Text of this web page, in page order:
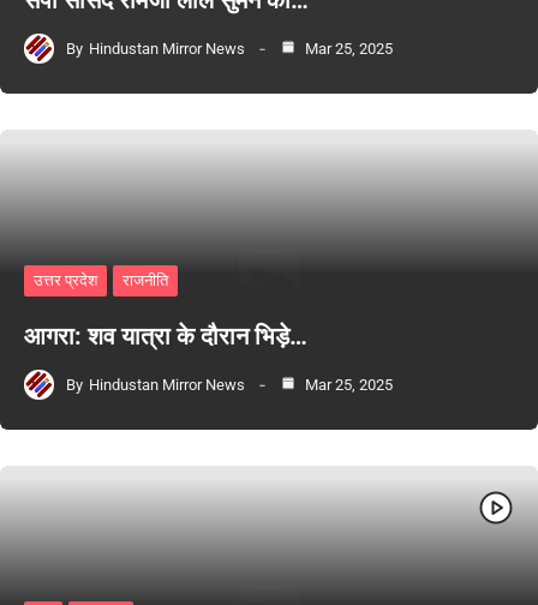
By Hindustan Mirror News Mar 25, 2025
उत्तर प्रदेश राजनीति
आगरा: शव यात्रा के दौरान भिड़े…
By Hindustan Mirror News Mar 25, 2025